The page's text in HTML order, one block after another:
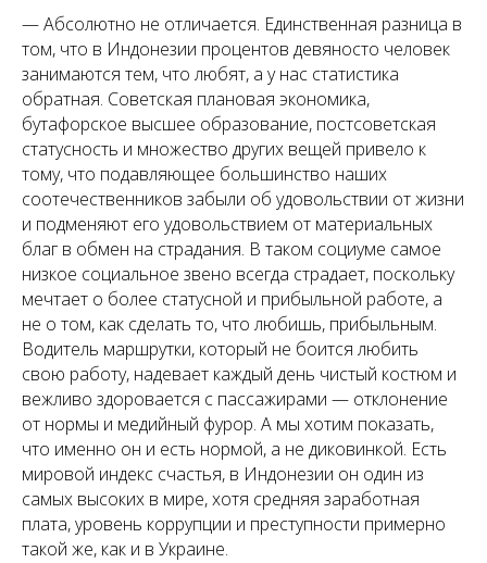
— Абсолютно не отличается. Единственная разница в
том, что в Индонезии процентов девяносто человек
занимаются тем, что любят, а у нас статистика
обратная. Советская плановая экономика,
бутафорское высшее образование, постсоветская
статусность и множество других вещей привело к
тому, что подавляющее большинство наших
соотечественников забыли об удовольствии от жизни
и подменяют его удовольствием от материальных
благ в обмен на страдания. В таком социуме самое
низкое социальное звено всегда страдает, поскольку
мечтает о более статусной и прибыльной работе, а
не о том, как сделать то, что любишь, прибыльным.
Водитель маршрутки, который не боится любить
свою работу, надевает каждый день чистый костюм и
вежливо здоровается с пассажирами — отклонение
от нормы и медийный фурор. А мы хотим показать,
что именно он и есть нормой, а не диковинкой. Есть
мировой индекс счастья, в Индонезии он один из
самых высоких в мире, хотя средняя заработная
плата, уровень коррупции и преступности примерно
такой же, как и в Украине.